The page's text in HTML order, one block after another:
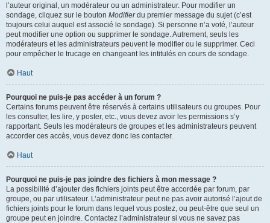
l’auteur original, un modérateur ou un administrateur. Pour modifier un
sondage, cliquez sur le bouton Modifierdu premier message du sujet (c’est
toujours celui auquel est associé le sondage). Si personne n’a voté, l’auteur
peut modifier une option ou supprimer le sondage. Autrement, seuls les
modérateurs et les administrateurs peuvent le modifier ou le supprimer. Ceci
pour empêcher le trucage en changeant les intitulés en cours de sondage.
Haut
Pourquoi ne puis-je pas accéder à un forum ?
Certains forums peuvent être réservés à certains utilisateurs ou groupes. Pour
les consulter, les lire, y poster, etc., vous devez avoir les permissions s’y
rapportant. Seuls les modérateurs de groupes et les administrateurs peuvent
accorder ces accès, vous devez donc les contacter.
Haut
Pourquoi ne puis-je pas joindre des fichiers à mon message ?
La possibilité d’ajouter des fichiers joints peut être accordée par forum, par
groupe, ou par utilisateur. L’administrateur peut ne pas avoir autorisé l’ajout de
fichiers joints pour le forum dans lequel vous postez, ou peut-être que seul un
groupe peut en joindre. Contactez l’administrateur si vous ne savez pas